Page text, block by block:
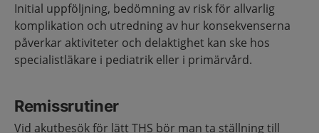
Initial uppföljning, bedömning av risk för allvarlig
komplikation och utredning av hur konsekvenserna
påverkar aktiviteter och delaktighet kan ske hos
specialistläkare i pediatrik eller i primärvård.
Remissrutiner
Vid akutbesök för lätt THS bör man ta ställning till